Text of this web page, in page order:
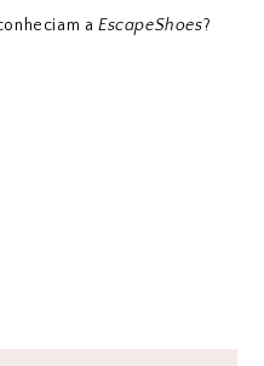
aEscapeShoes?